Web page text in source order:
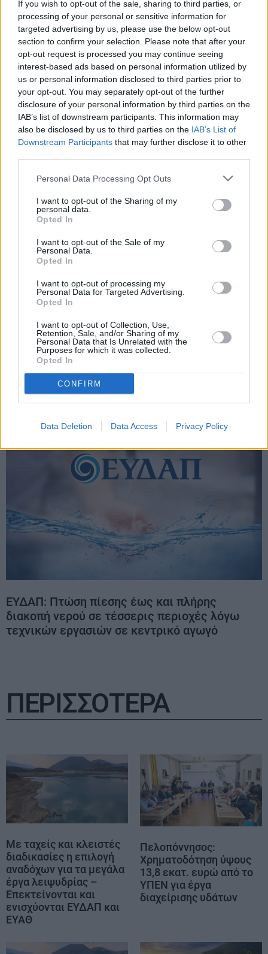
If you wish to opt-out of the sale, sharing to third parties, or
processing of your personal or sensitive information for
targeted advertising by us, please use the below opt-out
section to confirm your selection. Please note that after your
opt-out request is processed you may continue seeing
interest-based ads based on personal information utilized by
us or personal information disclosed to third parties prior to
your opt-out. You may separately opt-out of the further
disclosure of your personal information by third parties on the
IAB’s list of downstream participants. This information may
also be disclosed by us to third parties on the IAB’s List of
Downstream Participants that may further disclose it to other
Personal Data Processing Opt Outs
I want to opt-out of the Sharing of my
personal data.
Opted In
I want to opt-out of the Sale of my
Personal Data.
Opted In
I want to opt-out of processing my
Personal Data for Targeted Advertising.
Opted In
I want to opt-out of Collection, Use,
Retention, Sale, and/or Sharing of my
Personal Data that Is Unrelated with the
Purposes for which it was collected.
Opted In
CONFIRM
Data Deletion Data Access Privacy Policy
Νέα πρόσκληση για έργα ύδρευσης ύψους 65
εκατ. ευρώ από το ΥΠΕΝ
Χαλκιδική: Κοινό ψήφισμα των Δημάρχων
κατά της μεταφοράς των υπηρεσιών ύδρευσης
στην ΕΥΑΘ
ΕΥΔΑΠ: Πτώση πίεσης έως και πλήρης
διακοπή νερού σε τέσσερις περιοχές λόγω
τεχνικών εργασιών σε κεντρικό αγωγό
ΠΕΡΙΣΣΟΤΕΡΑ
Με ταχείς και κλειστές
διαδικασίες η επιλογή
αναδόχων για τα μεγάλα
έργα λειψυδρίας –
Επεκτείνονται και
ενισχύονται ΕΥΔΑΠ και
ΕΥΑΘ
Πελοπόννησος:
Χρηματοδότηση ύψους
13,8 εκατ. ευρώ από το
ΥΠΕΝ για έργα
διαχείρισης υδάτων